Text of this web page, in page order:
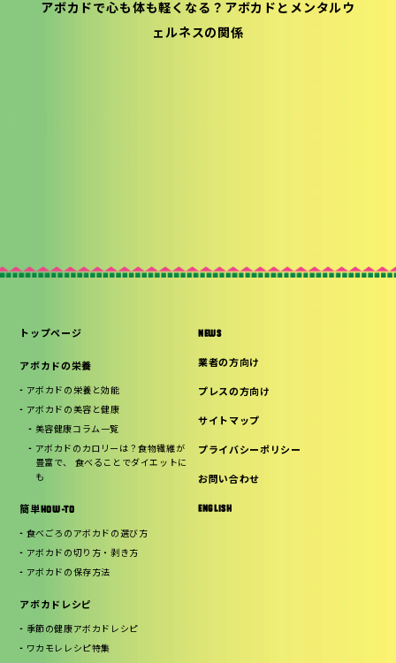
アボカドで心も体も軽くなる？アボカドとメンタルウ
ェルネスの関係
トップページ
アボカドの栄養
アボカドの栄養と効能
アボカドの美容と健康
美容健康コラム一覧
アボカドのカロリーは？食物繊維が
豊富で、 食べることでダイエットに
も
簡単HOW-TO
食べごろのアボカドの選び方
アボカドの切り方・剥き方
アボカドの保存方法
アボカドレシピ
季節の健康アボカドレシピ
ワカモレレシピ特集
NEWS
業者の方向け
プレスの方向け
サイトマップ
プライバシーポリシー
お問い合わせ
ENGLISH